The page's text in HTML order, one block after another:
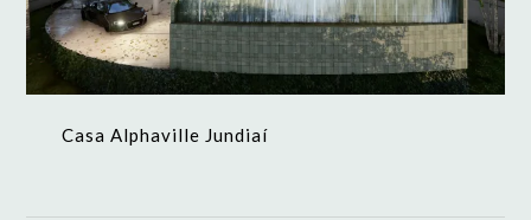
Casa Alphaville Jundiaí